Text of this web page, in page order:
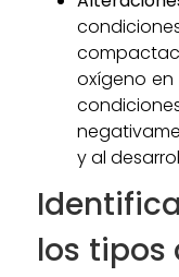
oxígeno
y al
los